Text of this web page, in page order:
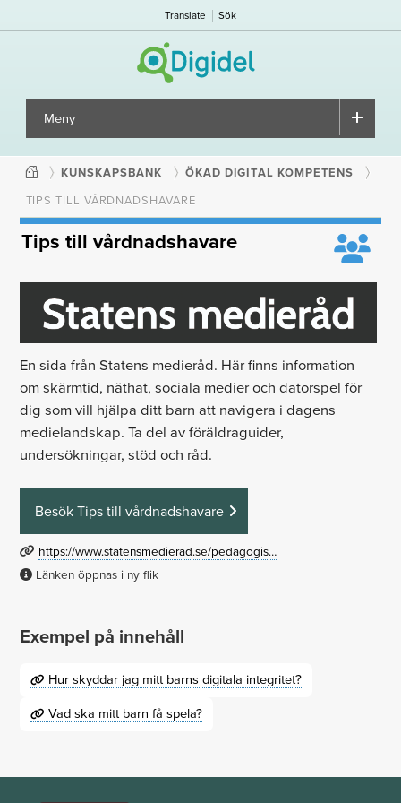
Translate Sök
Meny ▼
KUNSKAPSBANK
ÖKAD DIGITAL KOMPETENS
TIPS TILL VÅRDNADSHAVARE
Tips till vårdnadshavare
En sida från Statens medieråd. Här finns information
om skärmtid, näthat, sociala medier och datorspel för
dig som vill hjälpa ditt barn att navigera i dagens
medielandskap. Ta del av föräldraguider,
undersökningar, stöd och råd.
Besök Tips till vårdnadshavare
https://www.statensmedierad.se/pedagogis…
Länken öppnas i ny flik
Exempel på innehåll
Hur skyddar jag mitt barns digitala integritet?
Vad ska mitt barn få spela?